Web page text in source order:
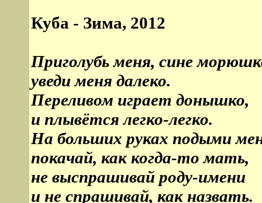
Куба - Зима, 2012
Приголубь меня, сине
уведи меня далеко.
Переливом играет донышко,
и плывётся легко-легко.
На больших руках подыми
покачай, как когда-то мать,
не выспрашивай роду-имени
и не спрашивай, как назвать.